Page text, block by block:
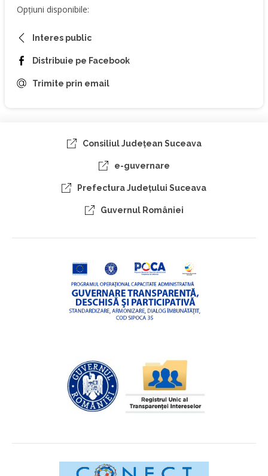
Opțiuni disponibile:
Interes public
Distribuie pe Facebook
Trimite prin email
Consiliul Judeţean Suceava
e-guvernare
Prefectura Judeţului Suceava
Guvernul României